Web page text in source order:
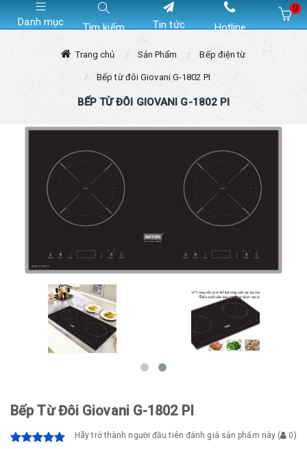
Danh mục Tìm kiếm Tin tức Hotline
0
Trang chủ Sản Phẩm Bếp điện từ
Bếp từ đôi Giovani G-1802 PI
BẾP TỪ ĐÔI GIOVANI G-1802 PI
Bếp Từ Đôi Giovani G-1802 PI
Hãy trở thành người đầu tiên đánh giá sản phẩm này ( 0)